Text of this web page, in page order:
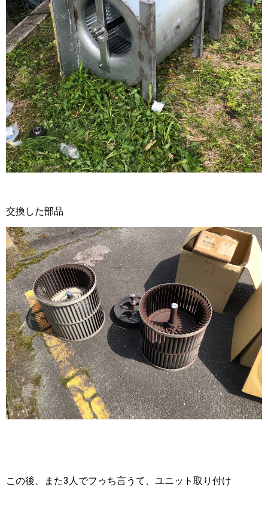
交換した部品
この後、また3人でフゥち言うて、ユニット取り付け